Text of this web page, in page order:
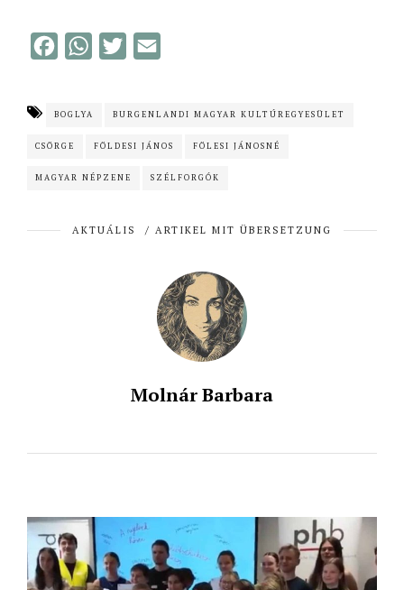
b
o
k
W
s
A
p
t
e
l
BOGLYA BURGENLANDI MAGYAR KULTÚREGYESÜLET
CSÖRGE FÖLDESI JÁNOS FÖLESI JÁNOSNÉ
MAGYAR NÉPZENE SZÉLFORGÓK
AKTUÁLIS / ARTIKEL MIT ÜBERSETZUNG
Molnár Barbara